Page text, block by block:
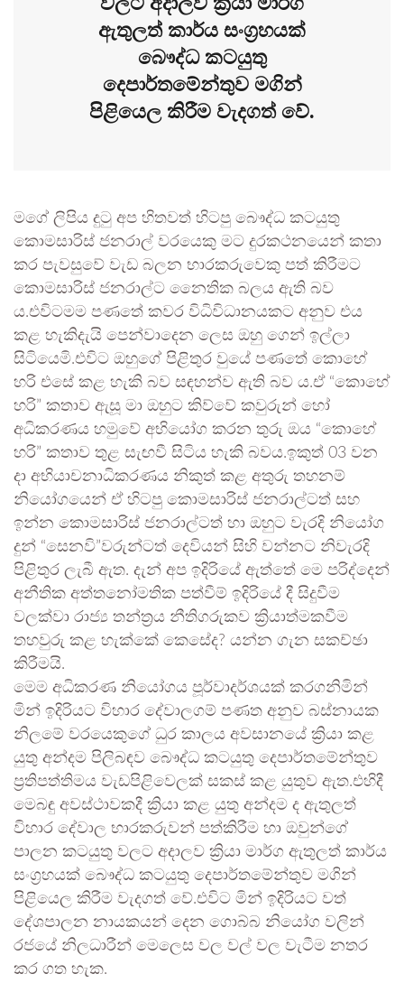
ඇතුලත් කාර්ය සංග්‍රහයක්
බෞද්ධ කටයුතු
දෙපාර්තමේන්තුව මගින්
පිළියෙල කිරීම වැදගත් වේ.
මගේ ලිපිය දුටු අප හිතවත් හිටපු බෞද්ධ කටයුතු
කොමසාරිස් ජනරාල් වරයෙකු මට දුරකථනයෙන් කතා
කර පැවසුවේ වැඩ බලන භාරකරුවෙකු පත් කිරීමට
කොමසාරිස් ජනරාල්ට නෛතික බලය ඇති බව
ය.එවිටමම පණතේ කවර විධිවිධානයකට අනුව එය
කළ හැකිදැයි පෙන්වාදෙන ලෙස ඔහු ගෙන් ඉල්ලා
සිටියෙමි.එවිට ඔහුගේ පිළිතුර වුයේ පණතේ කොහේ
හරි එසේ කළ හැකි බව සඳහන්ව ඇති බව ය.ඒ “කොහේ
හරි” කතාව ඇසූ මා ඔහුට කිව්වේ කවුරුන් හෝ
අධිකරණය හමුවේ අභියෝග කරන තුරු ඔය “කොහේ
හරි” කතාව තුළ සැඟවී සිටිය හැකි බවය.ඉකුත් 03 වන
දා අභියාචනාධිකරණය නිකුත් කළ අතුරු තහනම්
නියෝගයෙන් ඒ හිටපු කොමසාරිස් ජනරාල්ටත් සහ
ඉන්න කොමසාරිස් ජනරාල්ටත් හා ඔහුට වැරදි නියෝග
දුන් “සෙනවි”වරුන්ටත් දෙවියන් සිහි වන්නට නිවැරදි
පිළිතුර ලැබී ඇත. දැන් අප ඉදිරියේ ඇත්තේ මෙ පරිද්දෙන්
අනීතික අත්තනෝමතික පත්වීම් ඉදිරියේ දී සිදුවීම
වලක්වා රාජ්‍ය තන්ත්‍රය නීතිගරුකව ක්‍රියාත්මකවීම
තහවුරු කළ හැක්කේ කෙසේද? යන්න ගැන සකච්ඡා
කිරීමයි.
මෙම අධිකරණ නියෝගය පූර්වාදර්ශයක් කරගනිමින්
මින් ඉදිරියට විහාර දේවාලගම් පණත අනුව බස්නායක
නිලමේ වරයෙකුගේ ධුර කාලය අවසානයේ ක්‍රියා කළ
යුතු අන්දම පිලිබඳව බෞද්ධ කටයුතු දෙපාර්තමේන්තුව
ප්‍රතිපත්තිමය වැඩපිළිවෙලක් සකස් කළ යුතුව ඇත.එහිදී
මෙබඳු අවස්ථාවකදී ක්‍රියා කළ යුතු අන්දම ද ඇතුලත්
විහාර දේවාල භාරකරුවන් පත්කිරීම හා ඔවුන්ගේ
පාලන කටයුතු වලට අදාලව ක්‍රියා මාර්ග ඇතුලත් කාර්ය
සංග්‍රහයක් බෞද්ධ කටයුතු දෙපාර්තමේන්තුව මගින්
පිළියෙල කිරීම වැදගත් වේ.එවිට මින් ඉදිරියට වත්
දේශපාලන නායකයන් දෙන ගොබ්බ නියෝග වලින්
රජයේ නිලධාරීන් මෙලෙස වල වල් වල වැටීම නතර
කර ගත හැක.